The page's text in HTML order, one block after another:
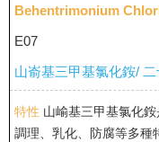
Behentrimonium
E07
山嵛基三甲基氯化銨/
山崳基三甲基氯化
調理、乳化、防腐等多種